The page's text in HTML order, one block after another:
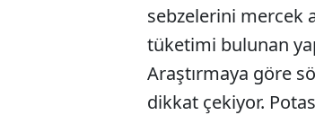
sebzelerini mercek
tüketimi bulunan
Araştırmaya göre
dikkat çekiyor.